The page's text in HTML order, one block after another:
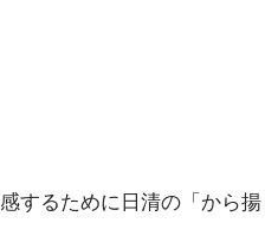
するために日清の「から揚